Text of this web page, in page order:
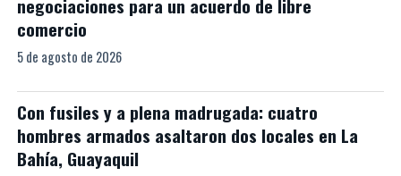
negociaciones para un acuerdo de libre
comercio
5 de agosto de 2026
Con fusiles y a plena madrugada: cuatro
hombres armados asaltaron dos locales en La
Bahía, Guayaquil